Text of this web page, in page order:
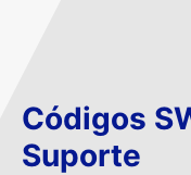
Códigos
Suporte